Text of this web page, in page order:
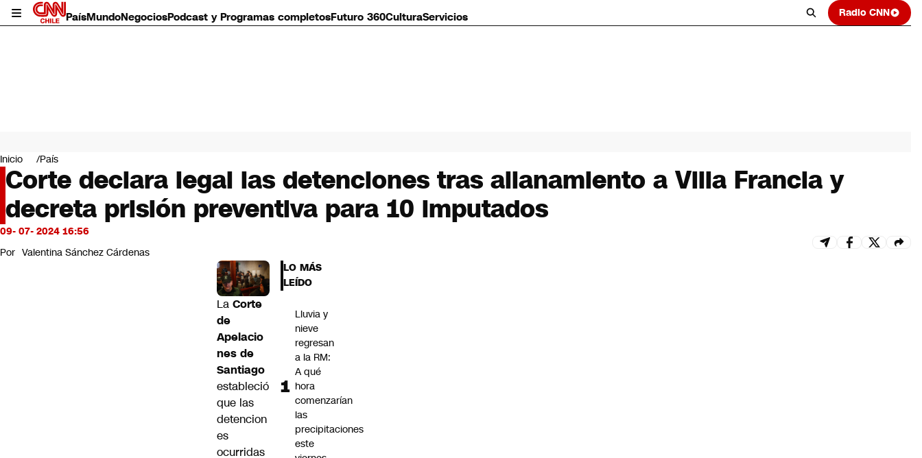
PaísMundoNegociosPodcast y Programas completosFuturo 360CulturaServicios Radio CNN
Mundo
Negocios
Deportes
Programas completos
Cultura
Servicios
Bits
CNN Data
Inicio País
Corte declara legal las detenciones tras allanamiento a Villa Francia y
decreta prisión preventiva para 10 imputados
09- 07- 2024 16:56
Por Valentina Sánchez Cárdenas
La Corte
de
Apelacio
nes de
Santiago
estableció
que las
detencion
es
ocurridas
LO MÁS
LEÍDO
Lluvia y
nieve
regresan
a la RM:
A qué
hora
comenzarían
las
precipitaciones
este